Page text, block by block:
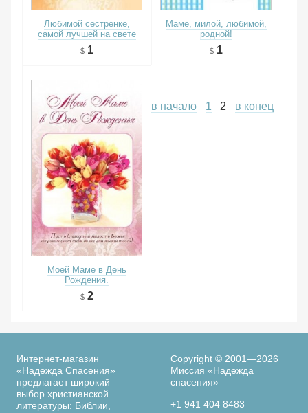
Любимой сестренке,
самой лучшей на свете
1
Маме, милой, любимой,
родной!
1
Моей Маме в День
Рождения.
2
в начало 1 2 в конец
Интернет-магазин
«Надежда Спасения»
предлагает широкий
выбор христианской
литературы: Библии,
Copyright © 2001—2026
Миссия «Надежда
спасения»
+1 941 404 8483